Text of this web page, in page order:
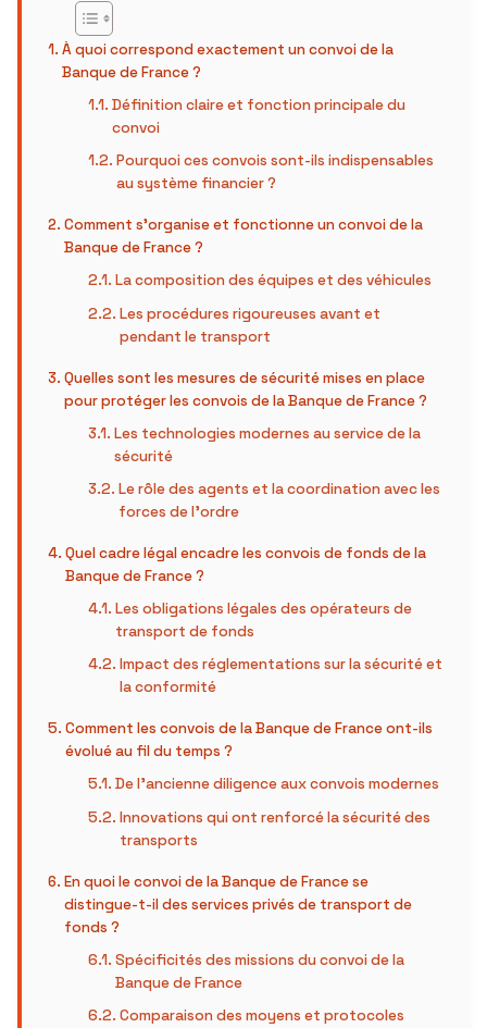
À quoi correspond exactement un convoi de la
Banque de France ?
Définition claire et fonction principale du
convoi
Pourquoi ces convois sont-ils indispensables
au système financier ?
Comment s’organise et fonctionne un convoi de la
Banque de France ?
La composition des équipes et des véhicules
Les procédures rigoureuses avant et
pendant le transport
Quelles sont les mesures de sécurité mises en place
pour protéger les convois de la Banque de France ?
Les technologies modernes au service de la
sécurité
Le rôle des agents et la coordination avec les
forces de l’ordre
Quel cadre légal encadre les convois de fonds de la
Banque de France ?
Les obligations légales des opérateurs de
transport de fonds
Impact des réglementations sur la sécurité et
la conformité
Comment les convois de la Banque de France ont-ils
évolué au fil du temps ?
De l’ancienne diligence aux convois modernes
Innovations qui ont renforcé la sécurité des
transports
En quoi le convoi de la Banque de France se
distingue-t-il des services privés de transport de
fonds ?
Spécificités des missions du convoi de la
Banque de France
Comparaison des moyens et protocoles